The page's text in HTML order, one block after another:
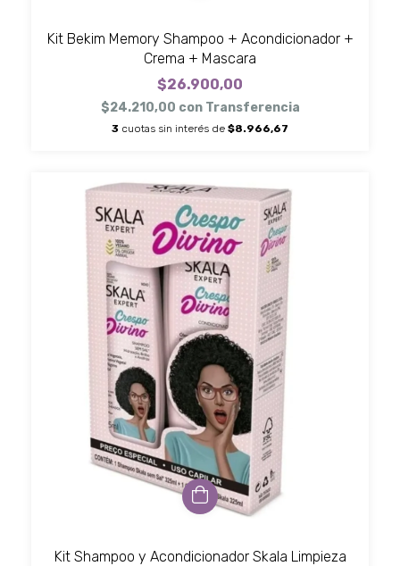
Kit Bekim Memory Shampoo + Acondicionador +
Crema + Mascara
$26.900,00
$24.210,00 con Transferencia
3 cuotas sin interés de $8.966,67
Kit Shampoo y Acondicionador Skala Limpieza